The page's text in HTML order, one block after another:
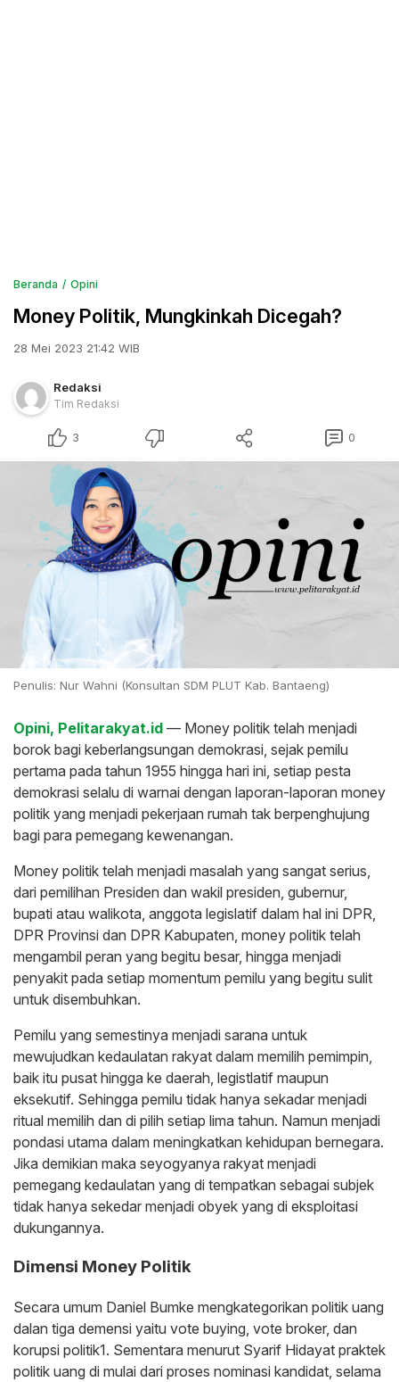
Beranda Opini
Money Politik, Mungkinkah Dicegah?
28 Mei 2023 21:42 WIB
Redaksi
Tim Redaksi
3 0
Penulis: Nur Wahni (Konsultan SDM PLUT Kab. Bantaeng)
Opini, Pelitarakyat.id — Money politik telah menjadi
borok bagi keberlangsungan demokrasi, sejak pemilu
pertama pada tahun 1955 hingga hari ini, setiap pesta
demokrasi selalu di warnai dengan laporan-laporan money
politik yang menjadi pekerjaan rumah tak berpenghujung
bagi para pemegang kewenangan.
Money politik telah menjadi masalah yang sangat serius,
dari pemilihan Presiden dan wakil presiden, gubernur,
bupati atau walikota, anggota legislatif dalam hal ini DPR,
DPR Provinsi dan DPR Kabupaten, money politik telah
mengambil peran yang begitu besar, hingga menjadi
penyakit pada setiap momentum pemilu yang begitu sulit
untuk disembuhkan.
Pemilu yang semestinya menjadi sarana untuk
mewujudkan kedaulatan rakyat dalam memilih pemimpin,
baik itu pusat hingga ke daerah, legistlatif maupun
eksekutif. Sehingga pemilu tidak hanya sekadar menjadi
ritual memilih dan di pilih setiap lima tahun. Namun menjadi
pondasi utama dalam meningkatkan kehidupan bernegara.
Jika demikian maka seyogyanya rakyat menjadi
pemegang kedaulatan yang di tempatkan sebagai subjek
tidak hanya sekedar menjadi obyek yang di eksploitasi
dukungannya.
Dimensi Money Politik
Secara umum Daniel Bumke mengkategorikan politik uang
dalan tiga demensi yaitu vote buying, vote broker, dan
korupsi politik1. Sementara menurut Syarif Hidayat praktek
politik uang di mulai dari proses nominasi kandidat, selama